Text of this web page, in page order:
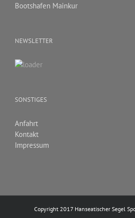
Bootshafen Mainkur
NEWSLETTER
SONSTIGES
Anfahrt
Kontakt
Impressum
Copyright 2017 Hanseatischer Segel